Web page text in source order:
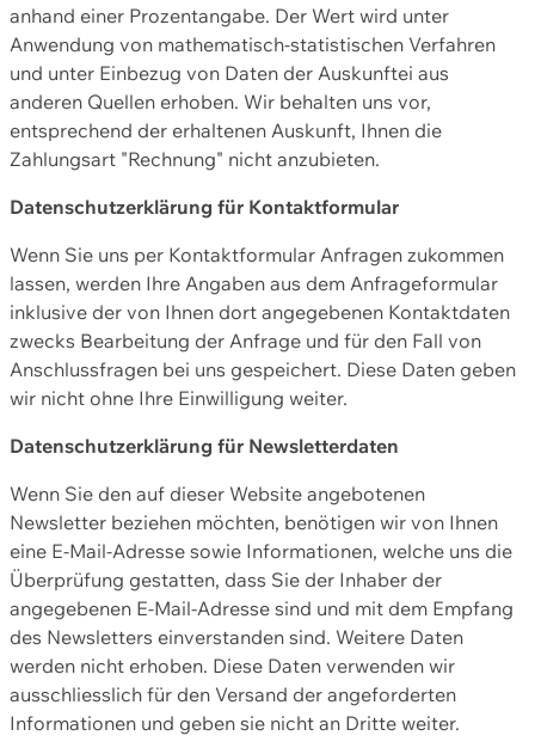
anhand einer Prozentangabe. Der Wert wird unter
Anwendung von mathematisch-statistischen Verfahren
und unter Einbezug von Daten der Auskunftei aus
anderen Quellen erhoben. Wir behalten uns vor,
entsprechend der erhaltenen Auskunft, Ihnen die
Zahlungsart "Rechnung" nicht anzubieten.
Datenschutzerklärung für Kontaktformular
Wenn Sie uns per Kontaktformular Anfragen zukommen
lassen, werden Ihre Angaben aus dem Anfrageformular
inklusive der von Ihnen dort angegebenen Kontaktdaten
zwecks Bearbeitung der Anfrage und für den Fall von
Anschlussfragen bei uns gespeichert. Diese Daten geben
wir nicht ohne Ihre Einwilligung weiter.
Datenschutzerklärung für Newsletterdaten
Wenn Sie den auf dieser Website angebotenen
Newsletter beziehen möchten, benötigen wir von Ihnen
eine E-Mail-Adresse sowie Informationen, welche uns die
Überprüfung gestatten, dass Sie der Inhaber der
angegebenen E-Mail-Adresse sind und mit dem Empfang
des Newsletters einverstanden sind. Weitere Daten
werden nicht erhoben. Diese Daten verwenden wir
ausschliesslich für den Versand der angeforderten
Informationen und geben sie nicht an Dritte weiter.